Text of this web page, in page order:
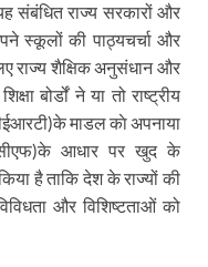
संबंधित राज्य सरकारों और
स्कूलों की पाठ्यचर्चा और
राज्य शैक्षिक अनुसंधान और
बोर्डों ने या तो राष्ट्रीय
माडल काे अपनाया
आधार पर खुद के
है ताकि देश के राज्यों की
और विशिष्टताओं को